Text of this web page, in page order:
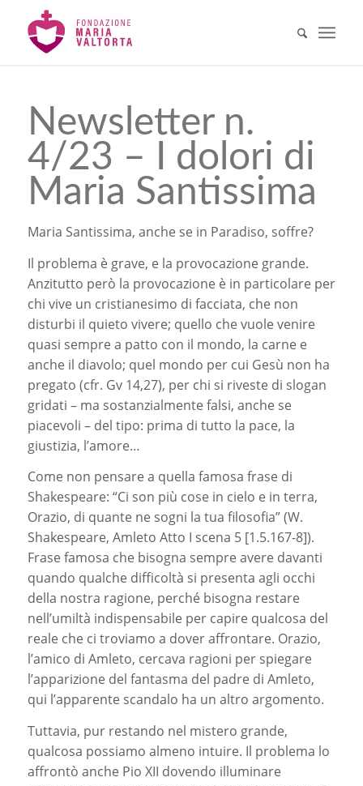
Newsletter n.
4/23 – I dolori di
Maria Santissima
Maria Santissima, anche se in Paradiso, soffre?
Il problema è grave, e la provocazione grande.
Anzitutto però la provocazione è in particolare per
chi vive un cristianesimo di facciata, che non
disturbi il quieto vivere; quello che vuole venire
quasi sempre a patto con il mondo, la carne e
anche il diavolo; quel mondo per cui Gesù non ha
pregato (cfr. Gv 14,27), per chi si riveste di slogan
gridati – ma sostanzialmente falsi, anche se
piacevoli – del tipo: prima di tutto la pace, la
giustizia, l’amore…
Come non pensare a quella famosa frase di
Shakespeare: “Ci son più cose in cielo e in terra,
Orazio, di quante ne sogni la tua filosofia” (W.
Shakespeare, Amleto Atto I scena 5 [1.5.167-8]).
Frase famosa che bisogna sempre avere davanti
quando qualche difficoltà si presenta agli occhi
della nostra ragione, perché bisogna restare
nell’umiltà indispensabile per capire qualcosa del
reale che ci troviamo a dover affrontare. Orazio,
l’amico di Amleto, cercava ragioni per spiegare
l’apparizione del fantasma del padre di Amleto,
qui l’apparente scandalo ha un altro argomento.
Tuttavia, pur restando nel mistero grande,
qualcosa possiamo almeno intuire. Il problema lo
affrontò anche Pio XII dovendo illuminare